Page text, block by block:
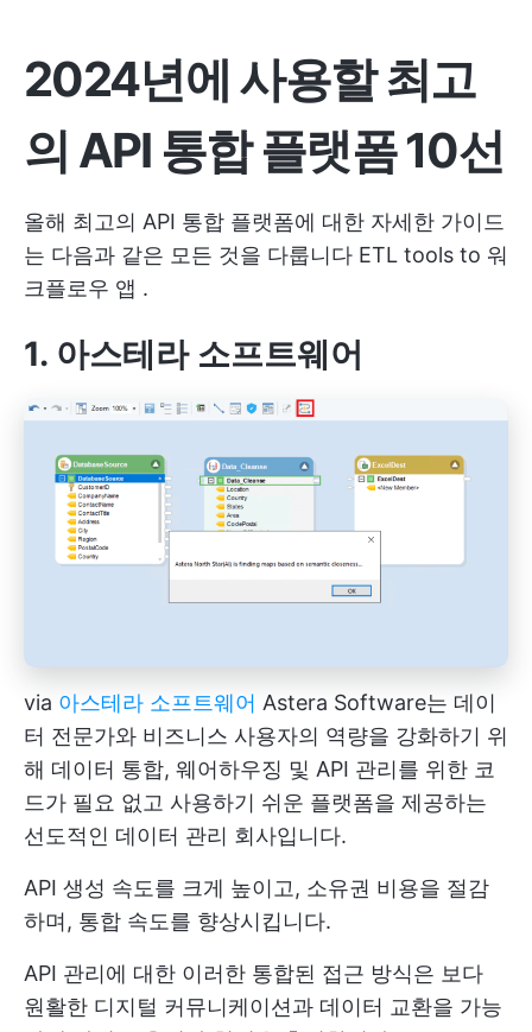
2024년에 사용할 최고
의 API 통합 플랫폼 10선
올해 최고의 API 통합 플랫폼에 대한 자세한 가이드
는 다음과 같은 모든 것을 다룹니다 ETL tools to 워
크플로우 앱 .
1. 아스테라 소프트웨어
via 아스테라 소프트웨어 Astera Software는 데이
터 전문가와 비즈니스 사용자의 역량을 강화하기 위
해 데이터 통합, 웨어하우징 및 API 관리를 위한 코
드가 필요 없고 사용하기 쉬운 플랫폼을 제공하는
선도적인 데이터 관리 회사입니다.
API 생성 속도를 크게 높이고, 소유권 비용을 절감
하며, 통합 속도를 향상시킵니다.
API 관리에 대한 이러한 통합된 접근 방식은 보다
원활한 디지털 커뮤니케이션과 데이터 교환을 가능